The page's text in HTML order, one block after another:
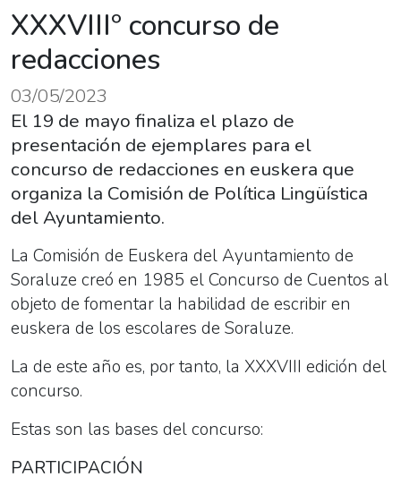
XXXVIIIº concurso de
redacciones
03/05/2023
El 19 de mayo finaliza el plazo de
presentación de ejemplares para el
concurso de redacciones en euskera que
organiza la Comisión de Política Lingüística
del Ayuntamiento.
La Comisión de Euskera del Ayuntamiento de
Soraluze creó en 1985 el Concurso de Cuentos al
objeto de fomentar la habilidad de escribir en
euskera de los escolares de Soraluze.
La de este año es, por tanto, la XXXVIII edición del
concurso.
Estas son las bases del concurso:
PARTICIPACIÓN